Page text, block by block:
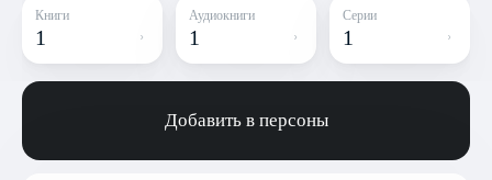
Книги
1
Аудиокниги
1
Серии
1
Добавить в персоны